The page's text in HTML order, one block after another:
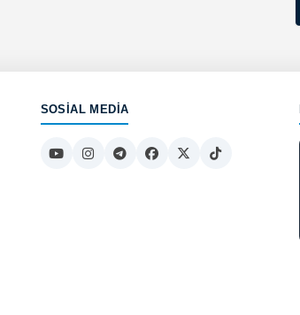
SOSIAL MEDIA